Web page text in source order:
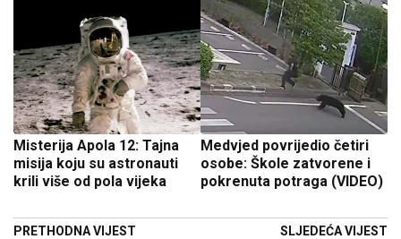
Misterija Apola 12: Tajna
misija koju su astronauti
krili više od pola vijeka
PRETHODNA VIJEST
Medvjed povrijedio četiri
osobe: Škole zatvorene i
pokrenuta potraga (VIDEO)
SLJEDEĆA VIJEST